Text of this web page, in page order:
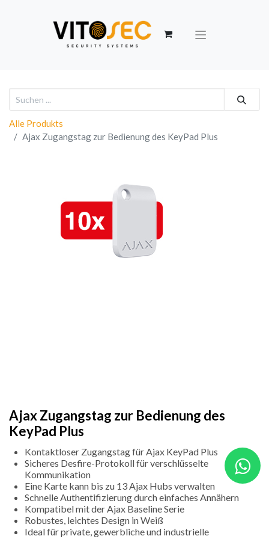
Alle Produkts
Ajax Zugangstag zur Bedienung des KeyPad Plus
Ajax Zugangstag zur Bedienung des
KeyPad Plus
Kontaktloser Zugangstag für Ajax KeyPad Plus
Sicheres Desfire-Protokoll für verschlüsselte
Kommunikation
Eine Karte kann bis zu 13 Ajax Hubs verwalten
Schnelle Authentifizierung durch einfaches Annähern
Kompatibel mit der Ajax Baseline Serie
Robustes, leichtes Design in Weiß
Ideal für private, gewerbliche und industrielle